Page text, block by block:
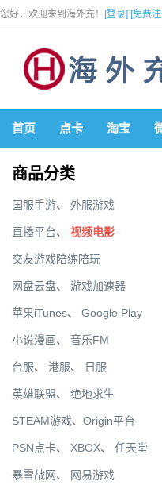
您好，欢迎来到海外充！ [登录] [免费
首页 点卡 淘宝
商品分类
国服手游、 外服游戏
直播平台、 视频电影
交友游戏陪练陪玩
网盘云盘、 游戏加速器
苹果iTunes、 Google Play
小说漫画、 音乐FM
台服、 港服、 日服
英雄联盟、 绝地求生
STEAM游戏、 Origin平台
PSN点卡、 XBOX、 任天堂
暴雪战网、 网易游戏